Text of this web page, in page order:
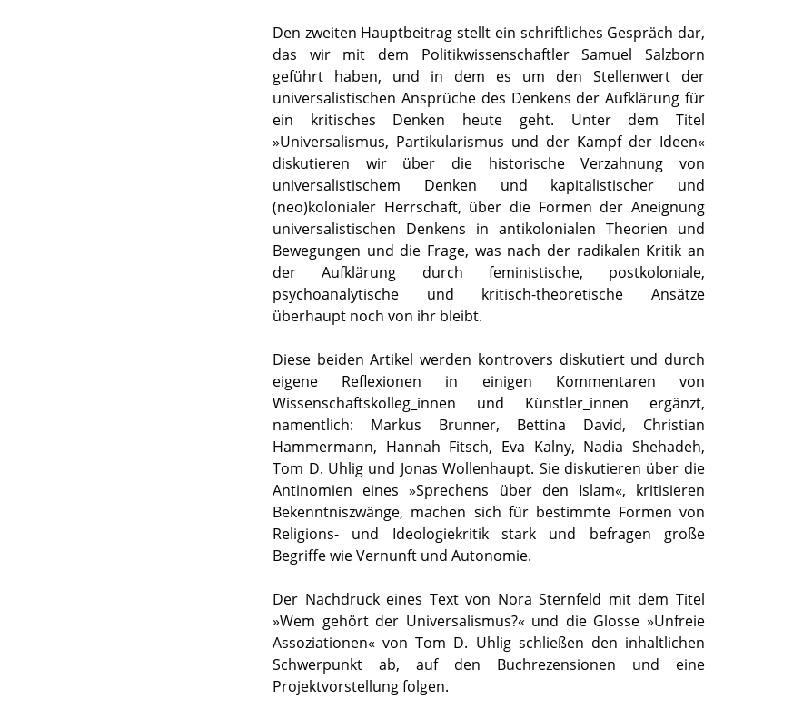
Den zweiten Hauptbeitrag stellt ein schriftliches Gespräch dar,
das wir mit dem Politikwissenschaftler Samuel Salzborn
geführt haben, und in dem es um den Stellenwert der
universalistischen Ansprüche des Denkens der Aufklärung für
ein kritisches Denken heute geht. Unter dem Titel
»Universalismus, Partikularismus und der Kampf der Ideen«
diskutieren wir über die historische Verzahnung von
universalistischem Denken und kapitalistischer und
(neo)kolonialer Herrschaft, über die Formen der Aneignung
universalistischen Denkens in antikolonialen Theorien und
Bewegungen und die Frage, was nach der radikalen Kritik an
der Aufklärung durch feministische, postkoloniale,
psychoanalytische und kritisch-theoretische Ansätze
überhaupt noch von ihr bleibt.
Diese beiden Artikel werden kontrovers diskutiert und durch
eigene Reflexionen in einigen Kommentaren von
Wissenschaftskolleg_innen und Künstler_innen ergänzt,
namentlich: Markus Brunner, Bettina David, Christian
Hammermann, Hannah Fitsch, Eva Kalny, Nadia Shehadeh,
Tom D. Uhlig und Jonas Wollenhaupt. Sie diskutieren über die
Antinomien eines »Sprechens über den Islam«, kritisieren
Bekenntniszwänge, machen sich für bestimmte Formen von
Religions- und Ideologiekritik stark und befragen große
Begriffe wie Vernunft und Autonomie.
Der Nachdruck eines Text von Nora Sternfeld mit dem Titel
»Wem gehört der Universalismus?« und die Glosse »Unfreie
Assoziationen« von Tom D. Uhlig schließen den inhaltlichen
Schwerpunkt ab, auf den Buchrezensionen und eine
Projektvorstellung folgen.